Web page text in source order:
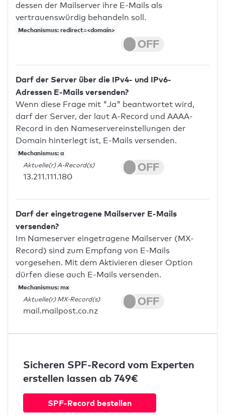
dessen der Mailserver ihre E-Mails als
vertrauenswürdig behandeln soll.
Mechanismus: redirect=<domain>
Darf der Server über die IPv4- und IPv6-
Adressen E-Mails versenden?
Wenn diese Frage mit "Ja" beantwortet wird,
darf der Server, der laut A-Record und AAAA-
Record in den Nameservereinstellungen der
Domain hinterlegt ist, E-Mails versenden.
Mechanismus: a
Aktuelle(r) A-Record(s)
13.211.111.180
Darf der eingetragene Mailserver E-Mails
versenden?
Im Nameserver eingetragene Mailserver (MX-
Record) sind zum Empfang von E-Mails
vorgesehen. Mit dem Aktivieren dieser Option
dürfen diese auch E-Mails versenden.
Mechanismus: mx
Aktuelle(r) MX-Record(s)
mail.mailpost.co.nz
Sicheren SPF-Record vom Experten
erstellen lassen ab 749€
SPF-Record bestellen